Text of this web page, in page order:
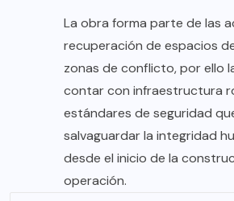
La obra forma parte de las
recuperación de espacios
zonas de conflicto, por ello
contar con infraestructura
estándares de seguridad
salvaguardar la integridad
desde el inicio de la
operación.